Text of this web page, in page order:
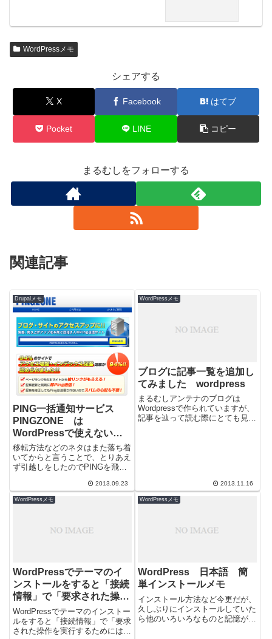
WordPressメモ
シェアする
X Facebook はてブ
Pocket LINE コピー
まるむしをフォローする
関連記事
Drupalメモ
PING一括通知サービス
PINGZONE は
WordPressで使えない？
のか？
移転方法などのネタはまた落ち着
いてからと言うことで、とりあえ
ず引越しをしたのでPINGを飛ば
ば！※PINGとは、「更新したよ
ぉ～」と...
2013.09.23
WordPressメモ
ブログに記事一覧を追加し
てみました wordpress
まるむしアンテナのブログは
Wordpressで作られていますが、
記事を辿って読む際にとても見難
2013.11.16
WordPressメモ
WordPressでテーマのイ
ンストールをすると「接続
情報」で「要求された操作
を実行するためには、接続
情報が必要です。」と表示
されてしまう
WordPressでテーマのインストー
ルをすると「接続情報」で「要求
された操作を実行するためには、
WordPressメモ
WordPress 日本語 簡
単インストールメモ
インストール方法など今更だが、
久しぶりにインストールしていた
ら他のいろいろなものと記憶がご